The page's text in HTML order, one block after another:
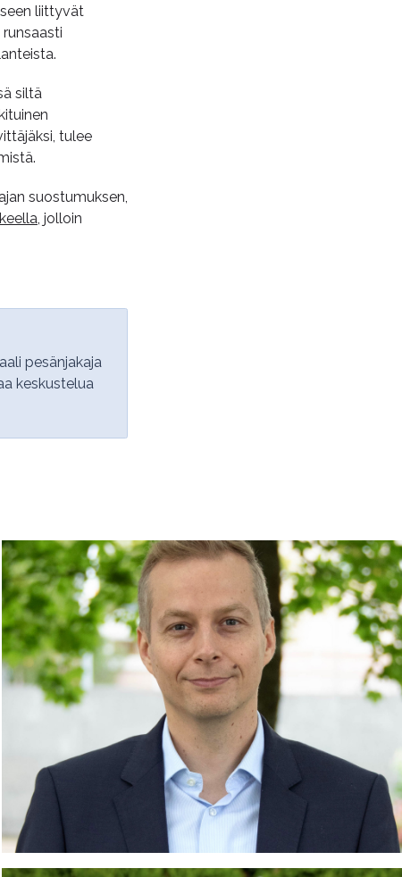
liittyvät
siltä
tulee
suostumuksen,
, jolloin
pesänjakaja
keskustelua